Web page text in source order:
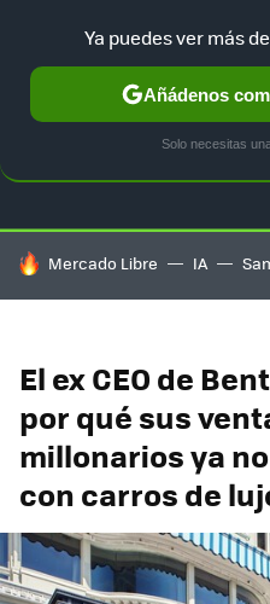
TESLA UBER AUTO
HOY SE HABLA DE
Mercado Libre IA
El ex CEO de
por qué sus
millonarios ya
con carros de
Ya puedes ver más
Añádenos
Solo necesitas